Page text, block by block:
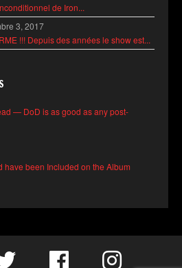
de Iron...
3, 2017
!!! Depuis des années le show est...
— DoD is as good as any post-
have been Included on the Album